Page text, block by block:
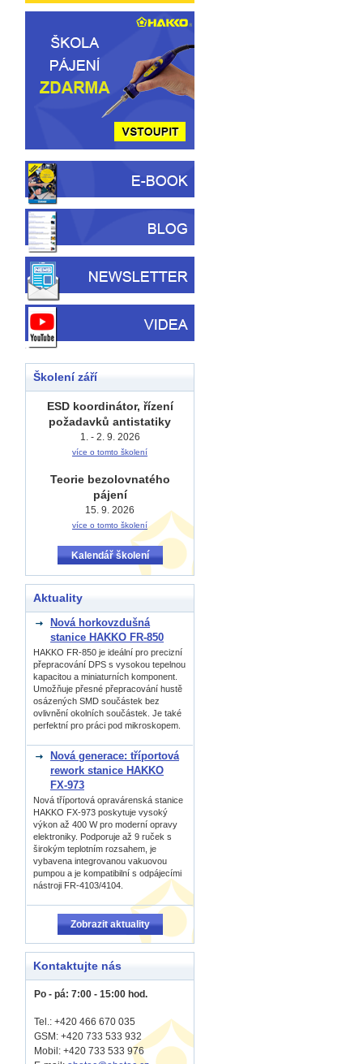
Školení září
ESD koordinátor, řízení
požadavků antistatiky
1. - 2. 9. 2026
více o tomto školení
Teorie bezolovnatého
pájení
15. 9. 2026
více o tomto školení
Kalendář školení
Aktuality
Nová horkovzdušná
stanice HAKKO FR-850
HAKKO FR-850 je ideální pro precizní
přepracování DPS s vysokou tepelnou
kapacitou a miniaturních komponent.
Umožňuje přesné přepracování hustě
osázených SMD součástek bez
ovlivnění okolních součástek. Je také
perfektní pro práci pod mikroskopem.
Nová generace: tříportová
rework stanice HAKKO
FX-973
Nová tříportová opravárenská stanice
HAKKO FX-973 poskytuje vysoký
výkon až 400 W pro moderní opravy
elektroniky. Podporuje až 9 ruček s
širokým teplotním rozsahem, je
vybavena integrovanou vakuovou
pumpou a je kompatibilní s odpájecími
nástroji FR-4103/4104.
Zobrazit aktuality
Kontaktujte nás
Po - pá: 7:00 - 15:00 hod.
Tel.: +420 466 670 035
GSM: +420 733 533 932
Mobil: +420 733 533 976